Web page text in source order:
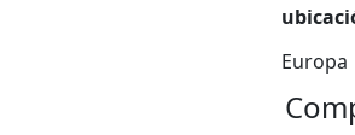
Europa